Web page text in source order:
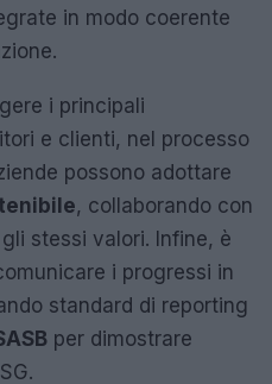
in modo coerente
i principali
e clienti, nel processo
possono adottare
, collaborando con
stessi valori. Infine, è
i progressi in
standard di reporting
per dimostrare